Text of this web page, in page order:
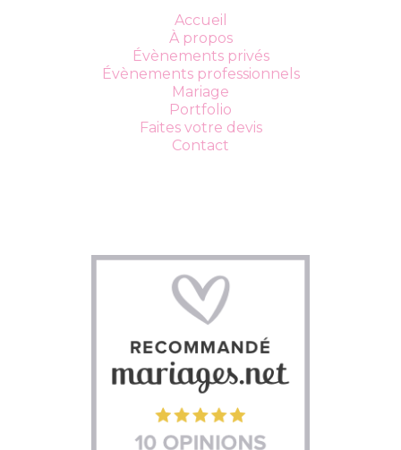
Accueil
À propos
Évènements privés
Évènements professionnels
Mariage
Portfolio
Faites votre devis
Contact